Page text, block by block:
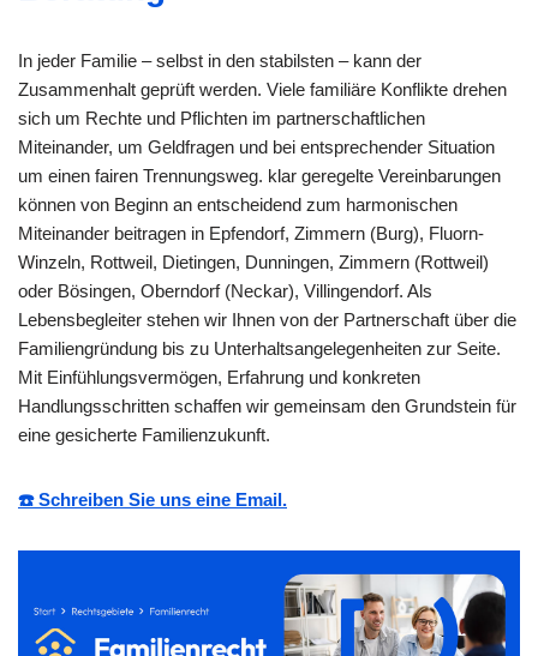
In jeder Familie – selbst in den stabilsten – kann der
Zusammenhalt geprüft werden. Viele familiäre Konflikte drehen
sich um Rechte und Pflichten im partnerschaftlichen
Miteinander, um Geldfragen und bei entsprechender Situation
um einen fairen Trennungsweg. klar geregelte Vereinbarungen
können von Beginn an entscheidend zum harmonischen
Miteinander beitragen in Epfendorf, Zimmern (Burg), Fluorn-
Winzeln, Rottweil, Dietingen, Dunningen, Zimmern (Rottweil)
oder Bösingen, Oberndorf (Neckar), Villingendorf. Als
Lebensbegleiter stehen wir Ihnen von der Partnerschaft über die
Familiengründung bis zu Unterhaltsangelegenheiten zur Seite.
Mit Einfühlungsvermögen, Erfahrung und konkreten
Handlungsschritten schaffen wir gemeinsam den Grundstein für
eine gesicherte Familienzukunft.
☎️ Schreiben Sie uns eine Email.